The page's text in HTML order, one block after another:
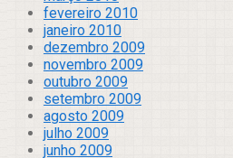
fevereiro 2010
janeiro 2010
dezembro 2009
novembro 2009
outubro 2009
setembro 2009
agosto 2009
julho 2009
junho 2009